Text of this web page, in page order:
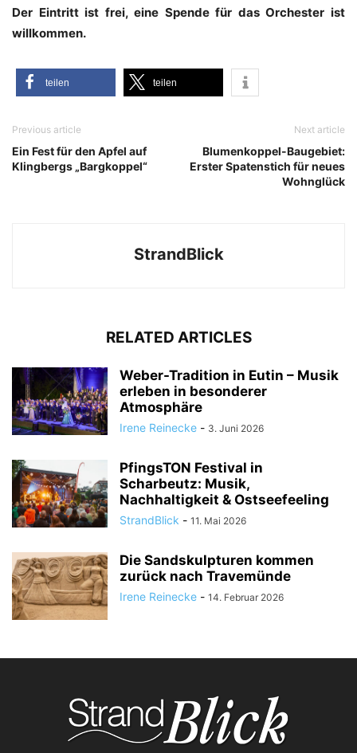
Der Ein­tritt ist frei, eine Spen­de für das Orches­ter ist
willkommen.
tei­len tei­len
Previous article
Ein Fest für den Apfel auf
Klingbergs „Bargkoppel“
Next article
Blumenkoppel-Baugebiet:
Erster Spatenstich für neues
Wohnglück
StrandBlick
RELATED ARTICLES
Weber-Tradition in Eutin – Musik
erleben in besonderer
Atmosphäre
Irene Reinecke - 3. Juni 2026
PfingsTON Festival in
Scharbeutz: Musik,
Nachhaltigkeit & Ostseefeeling
StrandBlick - 11. Mai 2026
Die Sandskulpturen kommen
zurück nach Travemünde
Irene Reinecke - 14. Februar 2026